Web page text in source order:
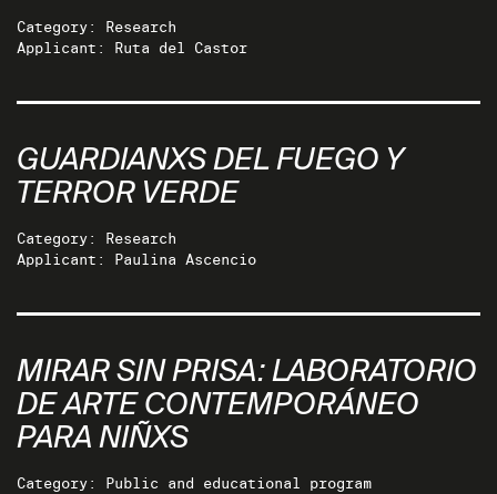
Category: Research
Applicant: Ruta del Castor
GUARDIANXS DEL FUEGO Y
TERROR VERDE
Category: Research
Applicant: Paulina Ascencio
MIRAR SIN PRISA: LABORATORIO
DE ARTE CONTEMPORÁNEO
PARA NIÑXS
Category: Public and educational program